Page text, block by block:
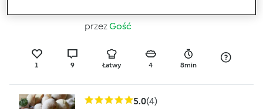
przezGość
1 9 Łatwy 4 8min
5.0(4)